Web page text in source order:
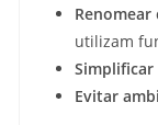
utilizam
Simplificar
Evitar